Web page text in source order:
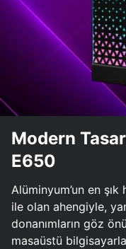
Modern
E650
Alüminyum’un en şık
ile olan ahengiyle,
donanımların göz
masaüstü